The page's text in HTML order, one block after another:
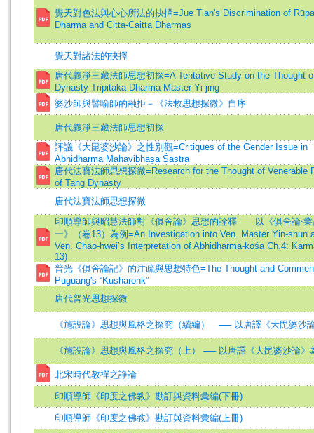
覺天對色法與心心所法的抉擇=Jue Tian's Discrimination of Rūpa
Dharma and Citta-Caitta Dharmas
覺天對諸法的抉擇
唐代義淨三藏法師思想初探=A Tentative Study on the Thought
Dynasty Tripitaka Dharma Master Yi-jing
婆沙師與譬喻師的融拒－《法救思想探微》自序
唐代義淨三藏法師思想初探
評議《大毘婆沙論》之性別觀=Critiques of the Gender Issue in
Abhidharma Mahāvibhāṣā Śāstra
唐代法寶法師思想探微=Research for the Thought of Venerable
of Tang Dynasty
唐代法寶法師思想探微
印順導師與昭慧法師對《俱舍論》思想的詮釋 ── 以《俱舍論‧
一》（卷13）為例=An Investigation into Ven. Master Yin-shun
Ven. Chao-hwei’s Interpretation of Abhidharma-kośa Ch.4:
13)
普光《俱舍論記》的注疏與思想特色=The Thought and
Puguang's “Kusharonk”
唐代普光思想探微
《施設論》思想與風格之探究（續編） ── 以唐譯《大毘婆沙
《施設論》思想與風格之探究（上） ── 以唐譯《大毘婆沙論》
北宋時代教禪之諍論
印順導師《印度之佛教》勘訂與資料彙編(下冊)
印順導師《印度之佛教》勘訂與資料彙編(上冊)